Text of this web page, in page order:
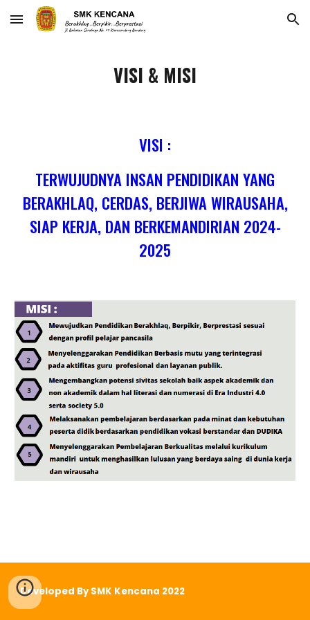
Skip to main content Skip to navigation
VISI & MISI
VISI :
TERWUJUDNYA INSAN PENDIDIKAN YANG
BERAKHLAQ, CERDAS, BERJIWA WIRAUSAHA,
SIAP KERJA, DAN BERKEMANDIRIAN 2024-
2025
Developed By SMK Kencana 2022